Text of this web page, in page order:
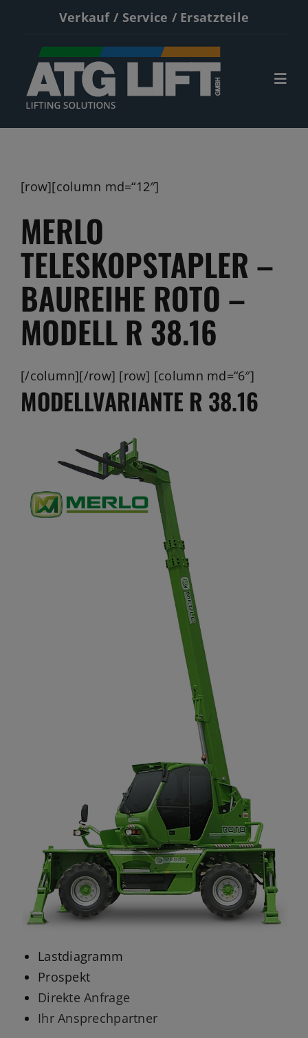
springen
Verkauf / Service / Ersatzteile
Service
Kontakt
Jobs
News
Ersatzteile
Shop
[row][column md=“12″]
MERLO
TELESKOPSTAPLER –
BAUREIHE ROTO –
MODELL R 38.16
[/column][/row] [row] [column md=“6″]
MODELLVARIANTE R 38.16
Lastdiagramm
Prospekt
Direkte Anfrage
Ihr Ansprechpartner